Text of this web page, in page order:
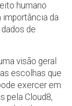
humano
da
de
visão geral
escolhas que
exercer em
pela Cloud8,